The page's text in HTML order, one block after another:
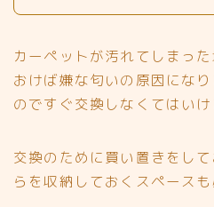
カーペットが汚れてしまっ
おけば嫌な匂いの原因にな
のですぐ交換しなくてはいけ
交換のために買い置きをして
らを収納しておくスペースも